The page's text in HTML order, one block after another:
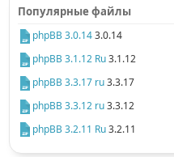
Популярные файлы
phpBB 3.0.143.0.14
phpBB 3.1.12 Ru3.1.12
phpBB 3.3.17 ru3.3.17
phpBB 3.3.12 ru3.3.12
phpBB 3.2.11 Ru3.2.11